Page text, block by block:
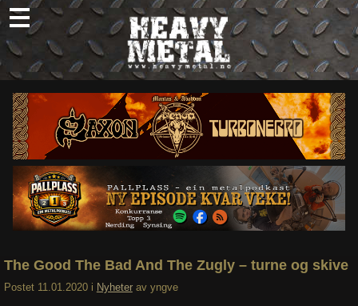
Skip
to
content
Nyheter
Omtaler
Intervjuer
Om oss
Abonner
Søk
The Good The Bad And The Zugly – turne og skive
Postet 11.01.2020 i Nyheter av yngve